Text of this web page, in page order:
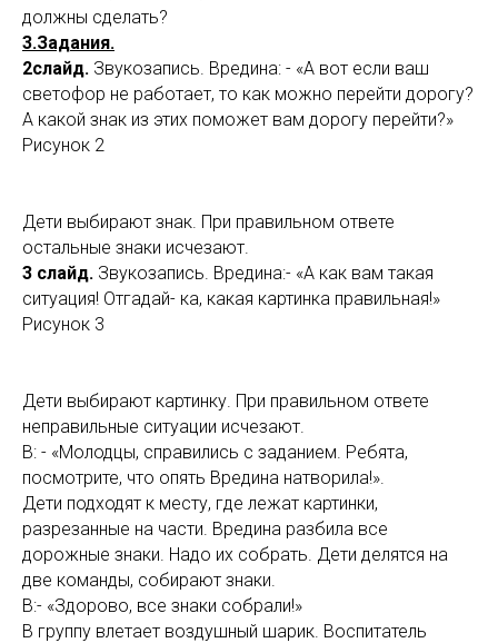
должны сделать?
3.Задания.
2слайд. Звукозапись. Вредина: - «А вот если ваш
светофор не работает, то как можно перейти дорогу?
А какой знак из этих поможет вам дорогу перейти?»
Рисунок 2
Дети выбирают знак. При правильном ответе
остальные знаки исчезают.
3 слайд. Звукозапись. Вредина:- «А как вам такая
ситуация! Отгадай- ка, какая картинка правильная!»
Рисунок 3
Дети выбирают картинку. При правильном ответе
неправильные ситуации исчезают.
В: - «Молодцы, справились с заданием. Ребята,
посмотрите, что опять Вредина натворила!».
Дети подходят к месту, где лежат картинки,
разрезанные на части. Вредина разбила все
дорожные знаки. Надо их собрать. Дети делятся на
две команды, собирают знаки.
В:- «Здорово, все знаки собрали!»
В группу влетает воздушный шарик. Воспитатель